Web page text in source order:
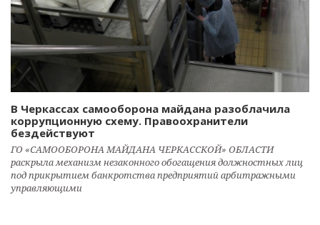
В Черкассах самооборона майдана разоблачила
коррупционную схему. Правоохранители
бездействуют
ГО «САМООБОРОНА МАЙДАНА ЧЕРКАССКОЙ» ОБЛАСТИ
раскрыла механизм незаконного обогащения должностных лиц
под прикрытием банкротства предприятий арбитражными
управляющими